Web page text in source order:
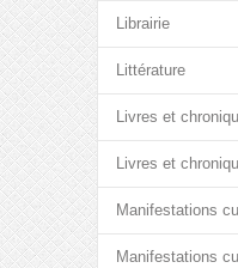
Librairie
Littérature
Livres et
Livres et
Manifestations
Manifestations